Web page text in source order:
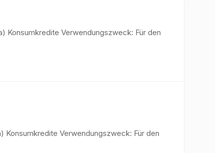
Konsumkredite Verwendungszweck: Für den
Konsumkredite Verwendungszweck: Für den